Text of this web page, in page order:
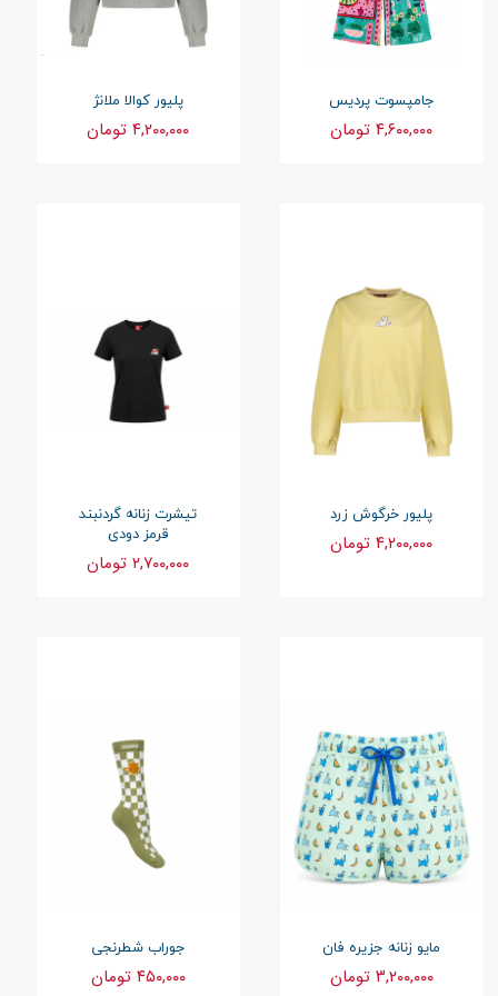
جامپسوت پردیس
۴,۶۰۰,۰۰۰ تومان
پلیور کوالا ملانژ
۴,۲۰۰,۰۰۰ تومان
پلیور خرگوش زرد
۴,۲۰۰,۰۰۰ تومان
تیشرت زنانه گردنبند
قرمز دودی
۲,۷۰۰,۰۰۰ تومان
مایو زنانه جزیره فان
۳,۲۰۰,۰۰۰ تومان
جوراب شطرنجی
۴۵۰,۰۰۰ تومان